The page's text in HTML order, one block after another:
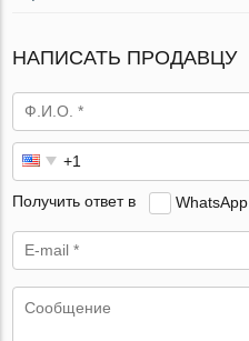
НАПИСАТЬ ПРОДАВЦУ
Получить ответ в WhatsApp